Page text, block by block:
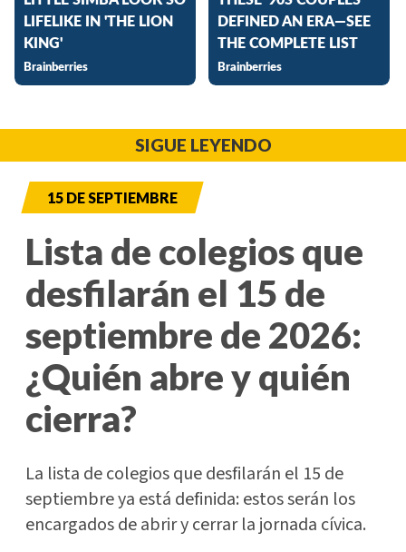
SIGUE LEYENDO
15 DE SEPTIEMBRE
Lista de colegios que
desfilarán el 15 de
septiembre de 2026:
¿Quién abre y quién
cierra?
La lista de colegios que desfilarán el 15 de
septiembre ya está definida: estos serán los
encargados de abrir y cerrar la jornada cívica.